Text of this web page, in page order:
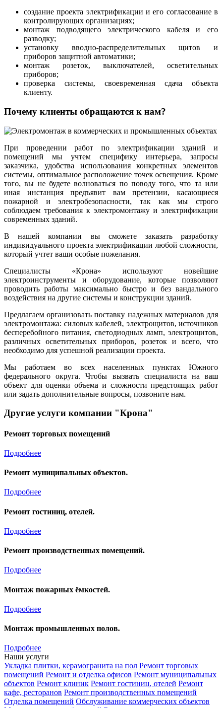
создание проекта электрификации и его согласование в
контролирующих организациях;
монтаж подводящего электрического кабеля и его
разводку;
установку вводно-распределительных щитов и
приборов защитной автоматики;
монтаж розеток, выключателей, осветительных
приборов;
проверка системы, своевременная сдача объекта
клиенту.
Почему клиенты обращаются к нам?
При проведении работ по электрификации зданий и
помещений мы учтем специфику интерьера, запросы
заказчика, удобства использования конкретных элементов
системы, оптимальное расположение точек освещения. Кроме
того, вы не будете волноваться по поводу того, что та или
иная инстанция предъявит вам претензии, касающиеся
пожарной и электробезопасности, так как мы строго
соблюдаем требования к электромонтажу и электрификации
современных зданий.
В нашей компании вы сможете заказать разработку
индивидуального проекта электрификации любой сложности,
который учтет ваши особые пожелания.
Специалисты «Крона» используют новейшие
электроинструменты и оборудование, которые позволяют
проводить работы максимально быстро и без вандального
воздействия на другие системы и конструкции зданий.
Предлагаем организовать поставку надежных материалов для
электромонтажа: силовых кабелей, электрощитов, источников
бесперебойного питания, светодиодных ламп, электрощитов,
различных осветительных приборов, розеток и всего, что
необходимо для успешной реализации проекта.
Мы работаем во всех населенных пунктах Южного
федерального округа. Чтобы вызвать специалиста на ваш
объект для оценки объема и сложности предстоящих работ
или задать дополнительные вопросы, позвоните нам.
Другие услуги компании "Крона"
Ремонт торговых помещений
Подробнее
Ремонт муниципальных объектов.
Подробнее
Ремонт гостиниц, отелей.
Подробнее
Ремонт производственных помещений.
Подробнее
Монтаж пожарных ёмкостей.
Подробнее
Монтаж промышленных полов.
Подробнее
Наши услуги
Укладка плитки, керамогранита на пол Ремонт торговых
помещений Ремонт и отделка офисов Ремонт муниципальных
объектов Ремонт клиник Ремонт гостиниц, отелей Ремонт
кафе, ресторанов Ремонт производственных помещений
Отделка помещений Обслуживание коммерческих объектов